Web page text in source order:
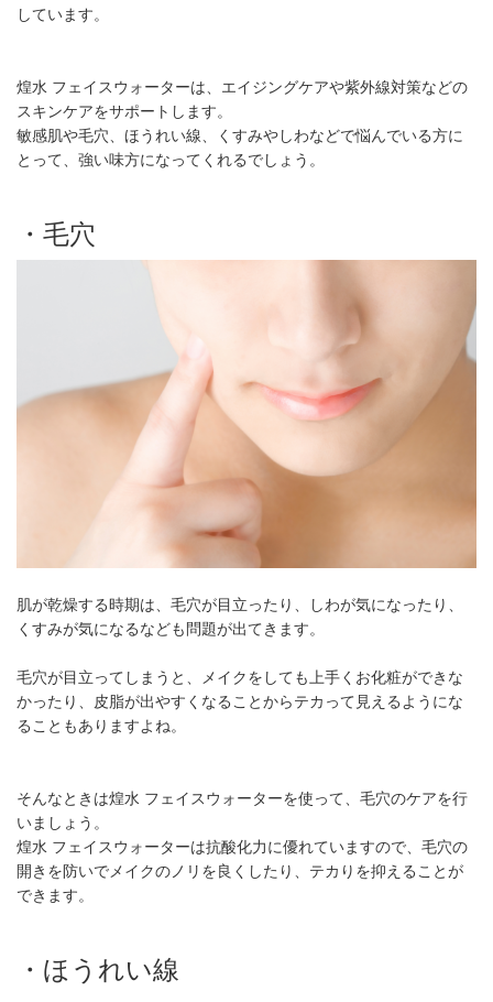
しています。
煌水 フェイスウォーターは、エイジングケアや紫外線対策などの
スキンケアをサポートします。
敏感肌や毛穴、ほうれい線、くすみやしわなどで悩んでいる方に
とって、強い味方になってくれるでしょう。
・毛穴
肌が乾燥する時期は、毛穴が目立ったり、しわが気になったり、
くすみが気になるなども問題が出てきます。
毛穴が目立ってしまうと、メイクをしても上手くお化粧ができな
かったり、皮脂が出やすくなることからテカって見えるようにな
ることもありますよね。
そんなときは煌水 フェイスウォーターを使って、毛穴のケアを行
いましょう。
煌水 フェイスウォーターは抗酸化力に優れていますので、毛穴の
開きを防いでメイクのノリを良くしたり、テカりを抑えることが
できます。
・ほうれい線